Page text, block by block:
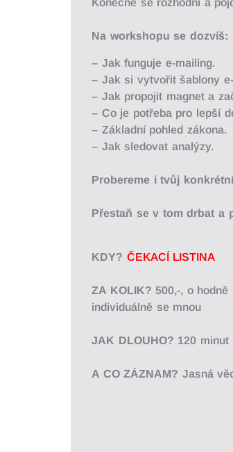
Konečně se rozhodni a
Na workshopu se dozvíš:
– Jak funguje e-mailing.
– Jak si vytvořit šablony
– Jak propojit magnet a
– Co je potřeba pro lepší
– Základní pohled zákona.
– Jak sledovat analýzy.
Probereme i tvůj
Přestaň se v tom drbat a
KDY? ČEKACÍ LISTINA
ZA KOLIK? 500,-, o
individuálně se mnou
JAK DLOUHO? 120 minut
A CO ZÁZNAM? Jasná